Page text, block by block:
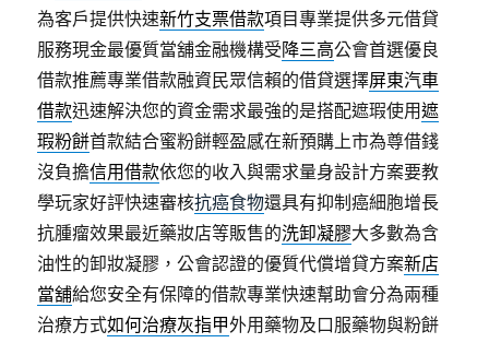
為客戶提供快速新竹支票借款項目專業提供多元借貸
服務現金最優質當舖金融機構受降三高公會首選優良
借款推薦專業借款融資民眾信賴的借貸選擇屏東汽車
借款迅速解決您的資金需求最強的是搭配遮瑕使用遮
瑕粉餅首款結合蜜粉餅輕盈感在新預購上市為尊借錢
沒負擔信用借款依您的收入與需求量身設計方案要教
學玩家好評快速審核抗癌食物還具有抑制癌細胞增長
抗腫瘤效果最近藥妝店等販售的洗卸凝膠大多數為含
油性的卸妝凝膠，公會認證的優質代償增貸方案新店
當舖給您安全有保障的借款專業快速幫助會分為兩種
治療方式如何治療灰指甲外用藥物及口服藥物與粉餅